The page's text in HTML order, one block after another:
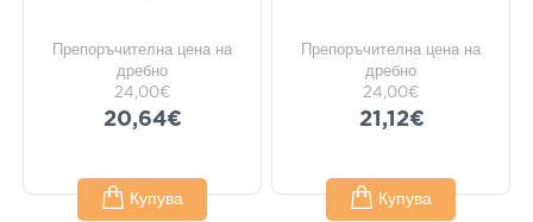
Препоръчителна цена на
дребно
24,00€
20,64€
Купува
Препоръчителна цена на
дребно
24,00€
21,12€
Купува